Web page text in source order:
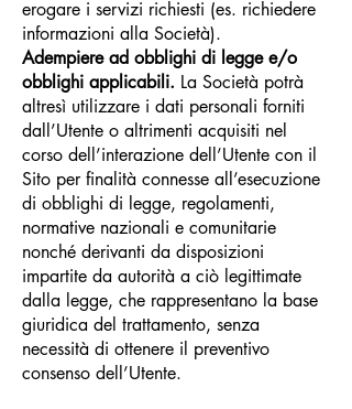
erogare i servizi richiesti (es. richiedere
informazioni alla Società).
Adempiere ad obblighi di legge e/o
obblighi applicabili. La Società potrà
altresì utilizzare i dati personali forniti
dall’Utente o altrimenti acquisiti nel
corso dell’interazione dell’Utente con il
Sito per finalità connesse all’esecuzione
di obblighi di legge, regolamenti,
normative nazionali e comunitarie
nonché derivanti da disposizioni
impartite da autorità a ciò legittimate
dalla legge, che rappresentano la base
giuridica del trattamento, senza
necessità di ottenere il preventivo
consenso dell’Utente.